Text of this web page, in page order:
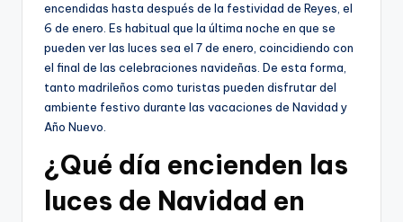
encendidas hasta después de la festividad de Reyes, el
6 de enero. Es habitual que la última noche en que se
pueden ver las luces sea el 7 de enero, coincidiendo con
el final de las celebraciones navideñas. De esta forma,
tanto madrileños como turistas pueden disfrutar del
ambiente festivo durante las vacaciones de Navidad y
Año Nuevo.
¿Qué día encienden las
luces de Navidad en